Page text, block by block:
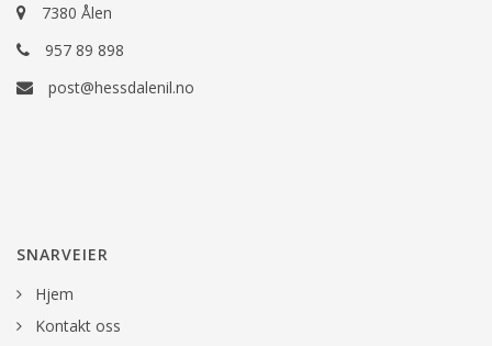
7380 Ålen
957 89 898
post@hessdalenil.no
SNARVEIER
Hjem
Kontakt oss